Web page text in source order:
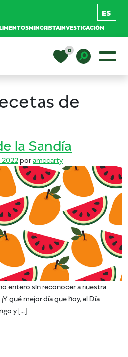
MINORISTAINVESTIGACIÓN
0
de
la Sandía
2022poramccarty
entero sin reconocer a nuestra
qué mejor día que hoy, el Día
y […]